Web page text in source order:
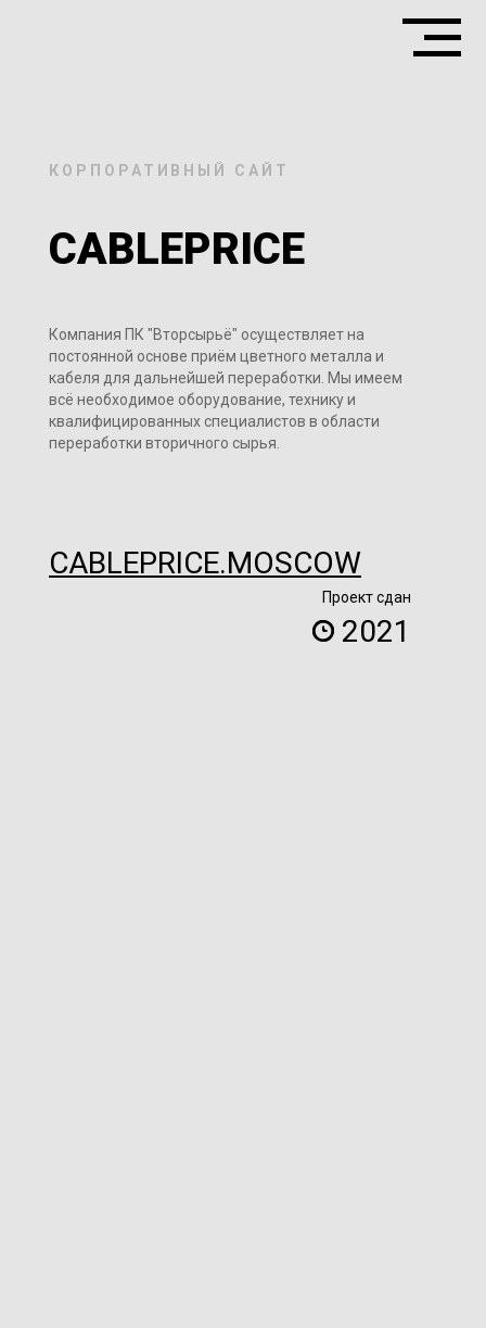
КОРПОРАТИВНЫЙ САЙТ
CABLEPRICE
Компания ПК "Вторсырьё" осуществляет на
постоянной основе приём цветного металла и
кабеля для дальнейшей переработки. Мы имеем
всё необходимое оборудование, технику и
квалифицированных специалистов в области
переработки вторичного сырья.
CABLEPRICE.MOSCOW
Проект сдан
2021